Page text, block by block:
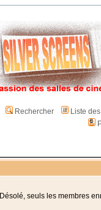
Rechercher
Liste
Désolé, seuls les membres